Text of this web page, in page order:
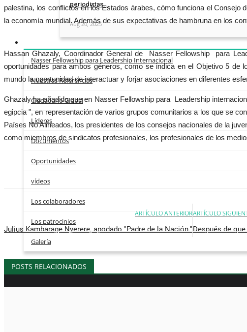
periodistas...
Aug 20, 2025
Nasser Fellowship para Leadership Internacional
Nuestras Referencias
Ciudadano Global
Líderes
Documentos
Oportunidades
vídeos
Los colaboradores
Los patrocinios
Galería
palestina, los conflictos en los Estados árabes, cómo funciona el
la economía mundial. Además de sus expectativas de hambruna en los
Hassan Ghazaly, Coordinador General de Nasser Fellowship para
oportunidades para ambos géneros, como se indica en el Objetivo 5
mundo la oportunidad de interactuar y forjar asociaciones en diferentes
Ghazaly ha añadido que en Nasser Fellowship para Leadership
egipcia ", en representación de varios grupos comunitarios a los que se
Países No Alineados, los presidentes de los consejos nacionales de la
como miembros de sindicatos profesionales, los profesionales de los
ARTÍCULO ANTERIOR
Julius Kambarage Nyerere, apodado "Padre de la Nación."
ARTÍCULO
Después de
POSTS RELACIONADOS